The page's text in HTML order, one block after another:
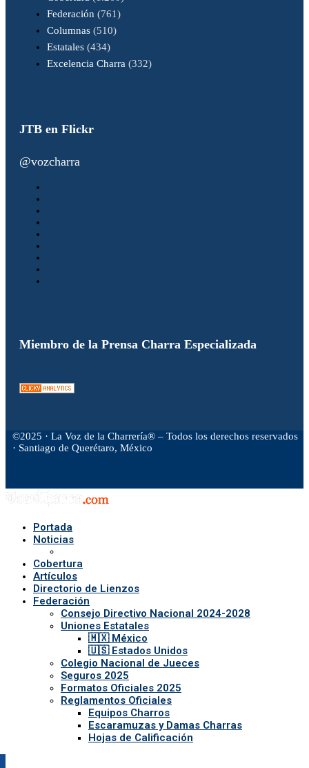
Federación (761)
Columnas (510)
Estatales (434)
Excelencia Charra (332)
JTB en Flickr
@vozcharra
Miembro de la Prensa Charra Especializada
©2025 · La Voz de la Charrería® – Todos los derechos reservados
· Santiago de Querétaro, México
Portada
Noticias
Cobertura
Artículos
Directorio de Lienzos
Federación
Consejo Directivo Nacional 2024-2028
Uniones Estatales
🇲🇽 México
🇺🇸 Estados Unidos
Colegio Nacional de Jueces
Seguros 2025
Formatos Oficiales 2025
Reglamentos Oficiales
Equipos Charros
Escaramuzas y Damas Charras
Hojas de Calificación